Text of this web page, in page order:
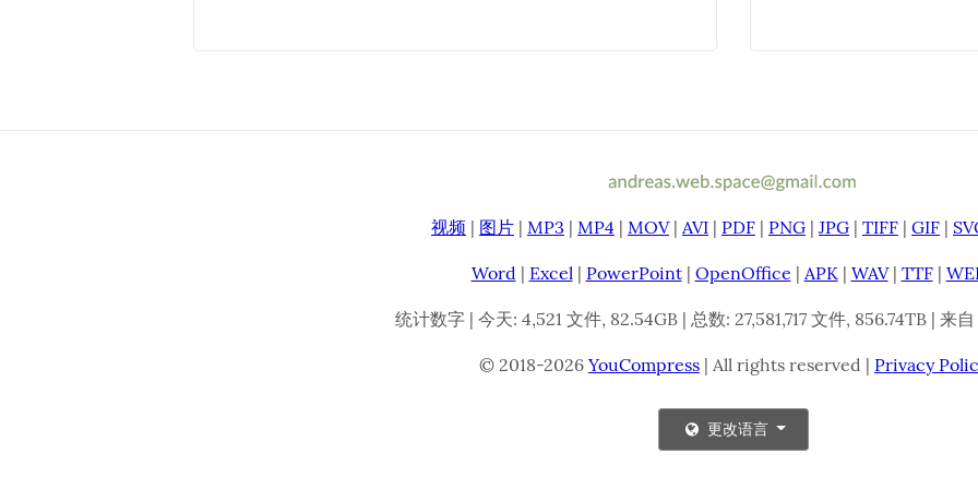
视频 | 图片 | MP3 | MP4 | MOV| AVI | PDF | PNG | JPG | TIFF | GIF |
Word | Excel| PowerPoint| OpenOffice | APK| WAV| TTF|
统计数字 | 今天: 4,521 文件, 82.54GB | 总数: 27,581,717 文件, 856.74TB | 来自
© 2018-2026 YouCompress | All rights reserved | Privacy
更改语言